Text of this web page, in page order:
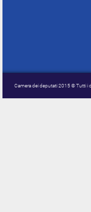
Camera dei deputati 2015 © Tutti i